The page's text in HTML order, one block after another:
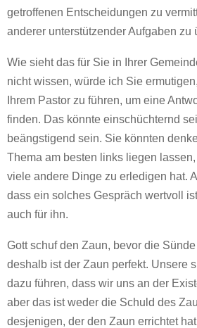
getroffenen Entscheidungen zu
anderer unterstützender Aufgaben zu
Wie sieht das für Sie in Ihrer
nicht wissen, würde ich Sie
Ihrem Pastor zu führen, um eine
finden. Das könnte einschüchternd
beängstigend sein. Sie könnten
Thema am besten links liegen
viele andere Dinge zu erledigen hat.
dass ein solches Gespräch wertvoll
auch für ihn.
Gott schuf den Zaun, bevor die
deshalb ist der Zaun perfekt. Unsere
dazu führen, dass wir uns an der
aber das ist weder die Schuld des
desjenigen, der den Zaun errichtet